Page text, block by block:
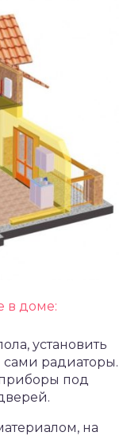
в доме:
установить
сами радиаторы.
под
на